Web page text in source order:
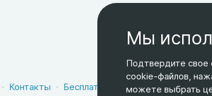
Контакты Бесплатная доставка
Оферта
Мы
Подтвердите свое
cookie-файлов,
можете выбрать